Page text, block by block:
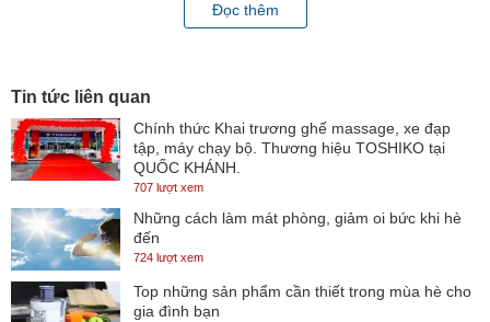
Là một sản phẩm mang tính cách mạng của Alpha. Kích thước nhỏ
hơn nhưng không làm ảnh hưởng tới khả năng đun nóng nước. Nó
Sử dụng công nghệ làm nóng trực tiếp nhanh chóng không cần
phải chờ đợi, mang đến cho bạn những giây phút thư giãn sau một
ngày làm việc mệt mỏi và căng thẳng. Bộ giới hạn nhiệt độ tối đa
Đọc thêm
Tin tức liên quan
Chính thức Khai trương ghế massage, xe đạp
tập, máy chạy bộ. Thương hiệu TOSHIKO tại
QUỐC KHÁNH.
707 lượt xem
Những cách làm mát phòng, giảm oi bức khi hè
đến
724 lượt xem
Top những sản phẩm cần thiết trong mùa hè cho
gia đình bạn